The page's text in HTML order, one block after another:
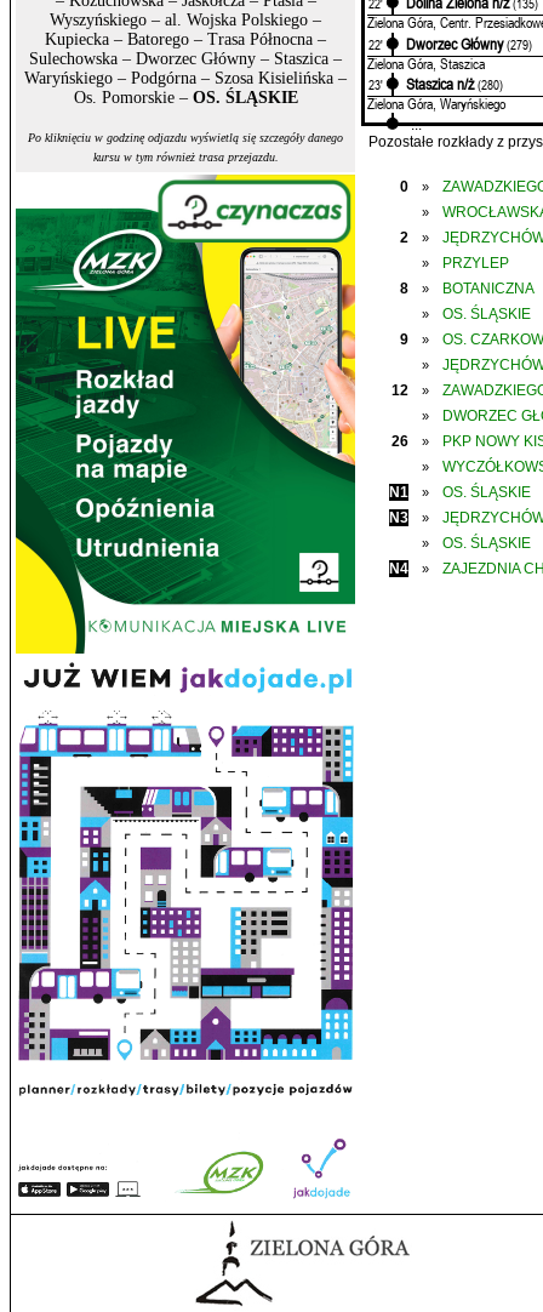
Wyszyńskiego – al. Wojska Polskiego –
Kupiecka – Batorego – Trasa Północna –
Sulechowska – Dworzec Główny – Staszica –
Waryńskiego – Podgórna – Szosa Kisielińska –
Os. Pomorskie – OS. ŚLĄSKIE
Po kliknięciu w godzinę odjazdu wyświetlą się szczegóły danego
kursu w tym również trasa przejazdu.
Zielona Góra, Centr.
22' Dworzec Główny (279)
Zielona Góra, Staszica
23' Staszica n/ż (280)
Zielona Góra, Waryńskiego
...
Pozostałe rozkłady z
0 »
»
2
»
»
PRZYLEP
8
» BOTANICZNA
»
OS. ŚLĄSKIE
9
» OS.
»
12
»
»
DWORZEC
26
» PKP NOWY
»
N1
»
OS. ŚLĄSKIE
N3
»
»
OS. ŚLĄSKIE
N4
» ZAJEZDNIA